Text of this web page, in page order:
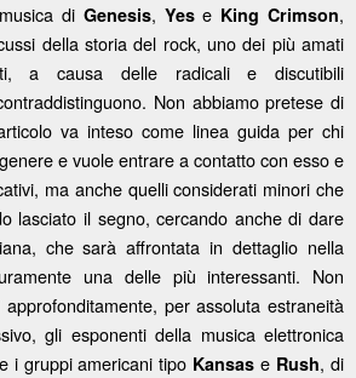
di Genesis, Yese King Crimson,
della storia del rock, uno dei più amati
a causa delle radicali e discutibili
Non abbiamo pretese di
va inteso come linea guida per chi
e vuole entrare a contatto con esso e
ma anche quelli considerati minori che
lasciato il segno, cercando anche di dare
che sarà affrontata in dettaglio nella
una delle più interessanti. Non
per assoluta estraneità
gli esponenti della musica elettronica
i gruppi americani tipo Kansas e Rush, di